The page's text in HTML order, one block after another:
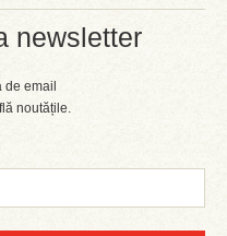
newsletter
de email
noutățile.